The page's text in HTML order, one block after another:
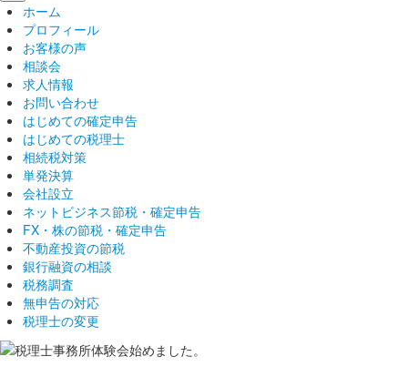
ホーム
プロフィール
お客様の声
相談会
求人情報
お問い合わせ
はじめての確定申告
はじめての税理士
相続税対策
単発決算
会社設立
ネットビジネス節税・確定申告
FX・株の節税・確定申告
不動産投資の節税
銀行融資の相談
税務調査
無申告の対応
税理士の変更